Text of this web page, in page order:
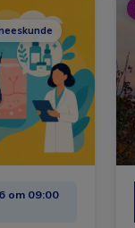
om 09:00